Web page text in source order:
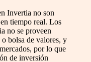
Invertia no son
tiempo real. Los
no se proveen
bolsa de valores, y
por lo que
de inversión